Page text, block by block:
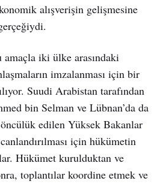
alışverişin gelişmesine
amaçla iki ülke arasındaki
imzalanması için bir
Suudi Arabistan tarafından
bin Selman ve Lübnan’da da
edilen Yüksek Bakanlar
için hükümetin
Hükümet kurulduktan ve
toplantılar koordine etmek ve